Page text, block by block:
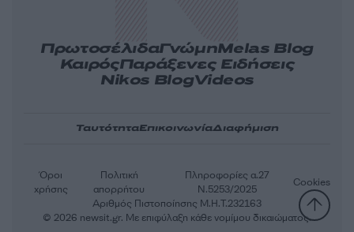
ΠρωτοσέλιδαΓνώμηMelas Blog
ΚαιρόςΠαράξενες Ειδήσεις
Nikos BlogVideos
ΤαυτότηταΕπικοινωνίαΔιαφήμιση
Αριθμός Πιστοποίησης Μ.Η.Τ.232163
Όροι
χρήσης
Πολιτική
απορρήτου
Πληροφορίες α.27
Ν.5253/2025
Cookies
© 2026 newsit.gr. Με επιφύλαξη κάθε νομίμου δικαιώματος.